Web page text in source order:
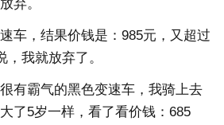
弃。
车，结果价钱是：985元，又超过
我就放弃了。
有霸气的黑色变速车，我骑上去
了5岁一样，看了看价钱：685